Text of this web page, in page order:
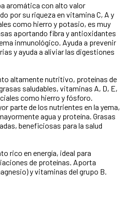
aromática con alto valor
por su riqueza en vitamina C, A y
como hierro y potasio, es muy
aportando fibra y antioxidantes
inmunológico. Ayuda a prevenir
y ayuda a aliviar las digestiones
altamente nutritivo, proteínas de
saludables, vitaminas A, D, E,
como hierro y fósforo.
parte de los nutrientes en la yema,
agua y proteína. Grasas
beneficiosas para la salud
rico en energía, ideal para
de proteínas. Aporta
y vitaminas del grupo B.